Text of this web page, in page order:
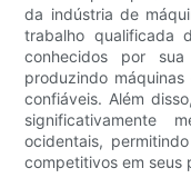
da indústria de
trabalho qualificada
conhecidos por
produzindo
confiáveis. Além
significativamente
ocidentais,
competitivos em seus